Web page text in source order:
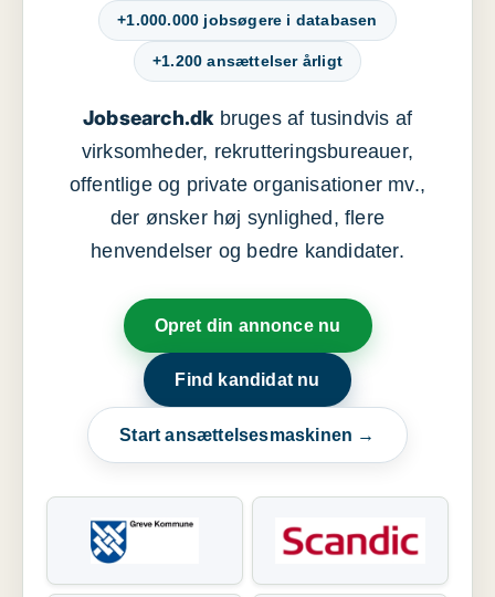
+1.000.000 jobsøgere i databasen
+1.200 ansættelser årligt
Jobsearch.dkbruges af tusindvis af
virksomheder, rekrutteringsbureauer,
offentlige og private organisationer mv.,
der ønsker høj synlighed, flere
henvendelser og bedre kandidater.
Opret din annonce nu
Find kandidat nu
Start ansættelsesmaskinen →